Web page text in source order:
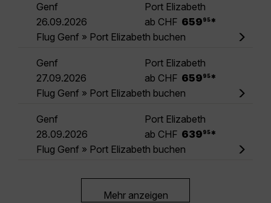
Genf
Port Elizabeth
26.09.2026
ab CHF 659 95 *
Flug Genf » Port Elizabeth buchen
Genf
Port Elizabeth
27.09.2026
ab CHF 659 95 *
Flug Genf » Port Elizabeth buchen
Genf
Port Elizabeth
28.09.2026
ab CHF 639 95 *
Flug Genf » Port Elizabeth buchen
Mehr anzeigen